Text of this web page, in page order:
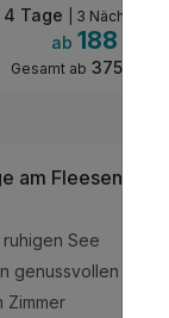
4 Tage | 3 Nächte
ab 188 €
Gesamt ab 375 €
am Fleesensee
See
Zimmer